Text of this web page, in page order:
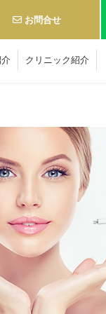
お問合せ
クリニック紹介